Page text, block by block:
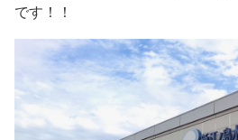
です！！